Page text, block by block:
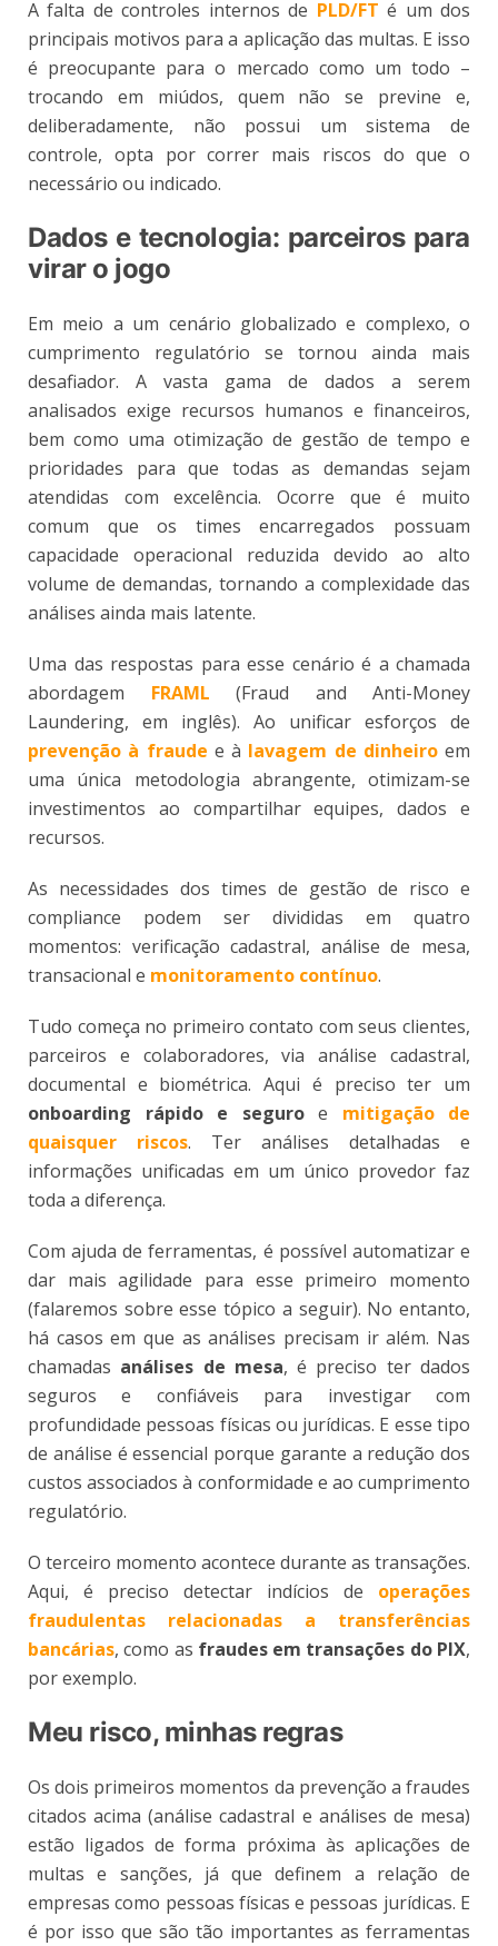
A falta de controles internos de PLD/FT é um dos
principais motivos para a aplicação das multas. E isso
é preocupante para o mercado como um todo –
trocando em miúdos, quem não se previne e,
deliberadamente, não possui um sistema de
controle, opta por correr mais riscos do que o
necessário ou indicado.
Dados e tecnologia: parceiros para
virar o jogo
Em meio a um cenário globalizado e complexo, o
cumprimento regulatório se tornou ainda mais
desafiador. A vasta gama de dados a serem
analisados exige recursos humanos e financeiros,
bem como uma otimização de gestão de tempo e
prioridades para que todas as demandas sejam
atendidas com excelência. Ocorre que é muito
comum que os times encarregados possuam
capacidade operacional reduzida devido ao alto
volume de demandas, tornando a complexidade das
análises ainda mais latente.
Uma das respostas para esse cenário é a chamada
abordagem FRAML
(Fraud and Anti-Money
Laundering, em inglês). Ao unificar esforços de
prevenção à fraude e à lavagem de dinheiroem
uma única metodologia abrangente, otimizam-se
investimentos ao compartilhar equipes, dados e
recursos.
As necessidades dos times de gestão de risco e
compliance podem ser divididas em quatro
momentos: verificação cadastral, análise de mesa,
transacional e monitoramento contínuo.
Tudo começa no primeiro contato com seus clientes,
parceiros e colaboradores, via análise cadastral,
documental e biométrica. Aqui é preciso ter um
onboarding rápido e seguroe mitigação de
quaisquer riscos. Ter análises detalhadas e
informações unificadas em um único provedor faz
toda a diferença.
Com ajuda de ferramentas, é possível automatizar e
dar mais agilidade para esse primeiro momento
(falaremos sobre esse tópico a seguir). No entanto,
há casos em que as análises precisam ir além. Nas
chamadas análises de mesa, é preciso ter dados
seguros e confiáveis para investigar com
profundidade pessoas físicas ou jurídicas. E esse tipo
de análise é essencial porque garante a redução dos
custos associados à conformidade e ao cumprimento
regulatório.
O terceiro momento acontece durante as transações.
Aqui, é preciso detectar indícios de operações
fraudulentas relacionadas a transferências
bancárias, como as fraudes em transações do PIX,
por exemplo.
Meu risco, minhas regras
Os dois primeiros momentos da prevenção a fraudes
citados acima (análise cadastral e análises de mesa)
estão ligados de forma próxima às aplicações de
multas e sanções, já que definem a relação de
empresas como pessoas físicas e pessoas jurídicas. E
é por isso que são tão importantes as ferramentas